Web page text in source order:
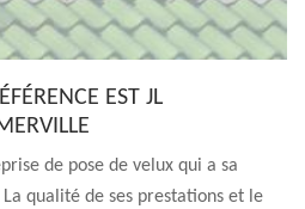
EST JL
de pose de velux qui a sa
qualité de ses prestations et le